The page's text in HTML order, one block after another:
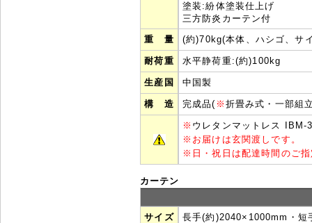
塗装:紛体塗装仕上げ
三方防炎カーテン付
重 量
(約)70kg(本体、ハシゴ、サ
耐荷重 水平静荷重:(約)100kg
生産国 中国製
構 造 完成品( ※ 折畳み式・一部組
※ ウレタンマットレス IBM-
※ お届けは玄関渡しです。
※ 日・祝日は配達時間のご
カーテン
サイズ 長手(約)2040×1000mm・短